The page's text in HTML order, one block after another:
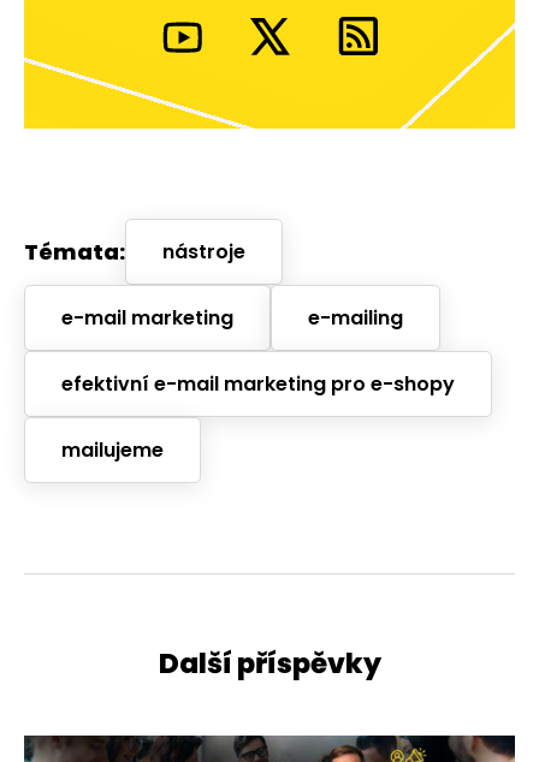
Témata: nástroje
e-mail marketing e-mailing
efektivní e-mail marketing pro e-shopy
mailujeme
Další příspěvky